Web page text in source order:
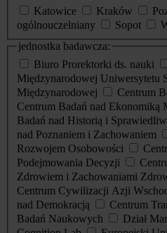
Katowice
Kraków
ogólnouczelniany
Sopot
jednostka badawcza:
Biuro Prorektorki ds. nauki
Międzynarodowej Uniwersytetu
Międzynarodowej
Centrum
Centrum Badań nad Ekonomiką
Badań nad Historią i
nad Poznaniem i Zachowaniem
Rozwojem Osobowości
Podejmowania Decyzji
Zdrowiem i Zachowaniami
Centrum Cywilizacji Azji
nad Demokracją
Centrum
Badań Naukowych
Dział